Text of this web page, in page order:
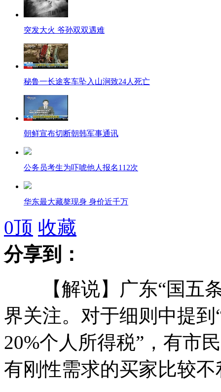
突发大火 爷孙双双遇难
秘鲁一长途客车坠入山涧致24人死亡
朝鲜宣布切断朝韩军事通讯
公务员考生为吓唬他人报名112次
华东最大藏獒现身 身价近千万
网友评出内地主持人排行榜
网曝徐闻副县长遭情妇率众殴打
网传抚顺麻辣拌年卖3亿份引质疑
金砖国家领导人第五次会晤举行 习近平发表讲话
0顶 收藏
分享到：
【解说】广东“国五条
界关注。对于细则中提
20%个人所得税”，有市
有刚性需求的买家比较不